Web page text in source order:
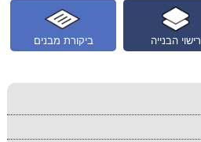
ביקורת מבנים רישוי הבנייה